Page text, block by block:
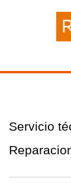
Servicio